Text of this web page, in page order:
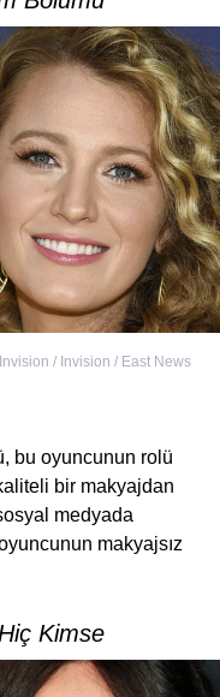
Invision / Invision / East News
bu oyuncunun rolü
bir makyajdan
medyada
makyajsız
Kimse